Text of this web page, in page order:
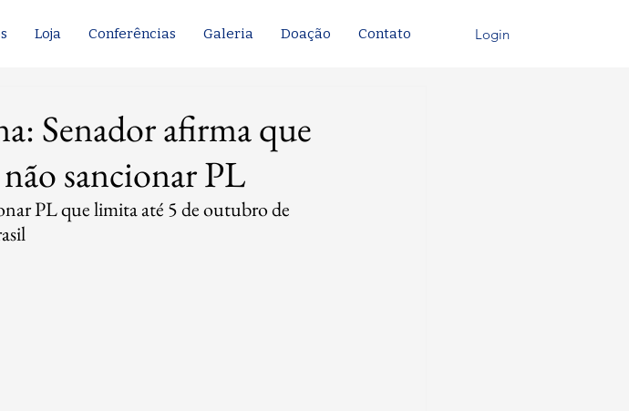
Loja Conferências Galeria Doação Contato Login
Senador afirma que
sancionar PL
PL que limita até 5 de outubro de